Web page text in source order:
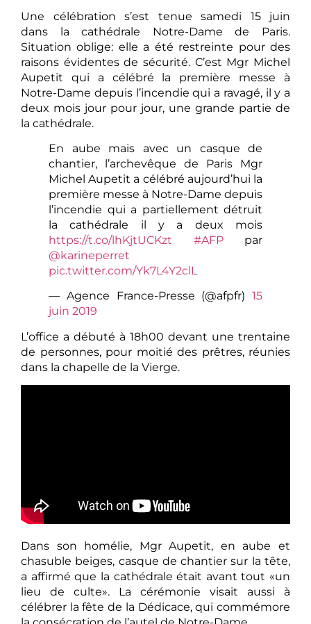
Une célébration s’est tenue samedi 15 juin
dans la cathédrale Notre-Dame de Paris.
Situation oblige: elle a été restreinte pour des
raisons évidentes de sécurité. C’est Mgr Michel
Aupetit qui a célébré la première messe à
Notre-Dame depuis l’incendie qui a ravagé, il y a
deux mois jour pour jour, une grande partie de
la cathédrale.
En aube mais avec un casque de
chantier, l’archevêque de Paris Mgr
Michel Aupetit a célébré aujourd’hui la
première messe à Notre-Dame depuis
l’incendie qui a partiellement détruit
la cathédrale il y a deux mois
https://t.co/lhKjtUCKzt
#AFPpar
@karineperret
pic.twitter.com/Yk7L4Y2clL
— Agence France-Presse (@afpfr) 15
juin 2019
L’office a débuté à 18h00 devant une trentaine
de personnes, pour moitié des prêtres, réunies
dans la chapelle de la Vierge.
Dans son homélie, Mgr Aupetit, en aube et
chasuble beiges, casque de chantier sur la tête,
a affirmé que la cathédrale était avant tout «un
lieu de culte». La cérémonie visait aussi à
célébrer la fête de la Dédicace, qui commémore